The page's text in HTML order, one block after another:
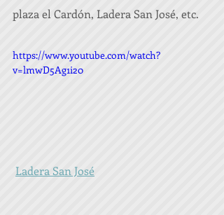
plaza el Cardón, Ladera San José, etc.
https://www.youtube.com/watch?
v=lmwD5Ag1i20
Ladera San José